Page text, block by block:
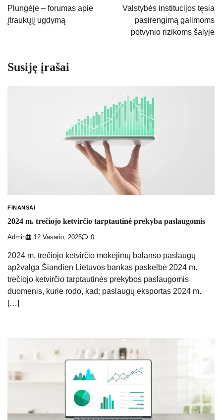
tarp
įrašų
Plungėje – forumas apie
įtraukųjį ugdymą
Valstybės institucijos tęsia
pasirengimą galimoms
potvynio rizikoms šalyje
Susiję įrašai
FINANSAI
2024 m. trečiojo ketvirčio tarptautinė prekyba paslaugomis
Admin 12 Vasario, 2025 0
2024 m. trečiojo ketvirčio mokėjimų balanso paslaugų
apžvalga Šiandien Lietuvos bankas paskelbė 2024 m.
trečiojo ketvirčio tarptautinės prekybos paslaugomis
duomenis, kurie rodo, kad: paslaugų eksportas 2024 m.
[…]